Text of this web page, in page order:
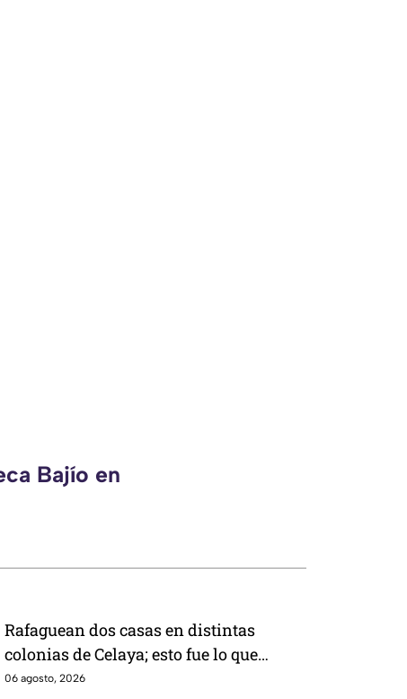
Bajío en
Rafaguean dos casas en distintas
colonias de Celaya; esto fue lo que
revelaron autoridades
06 agosto, 2026